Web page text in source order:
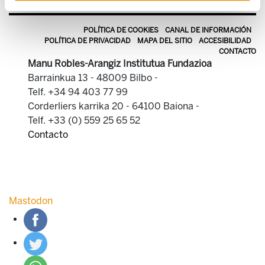
POLÍTICA DE COOKIES
CANAL DE INFORMACIÓN
POLÍTICA DE PRIVACIDAD
MAPA DEL SITIO
ACCESIBILIDAD
CONTACTO
Manu Robles-Arangiz Institutua Fundazioa
Barrainkua 13 - 48009 Bilbo -
Telf. +34 94 403 77 99
Corderliers karrika 20 - 64100 Baiona -
Telf. +33 (0) 559 25 65 52
Contacto
Mastodon